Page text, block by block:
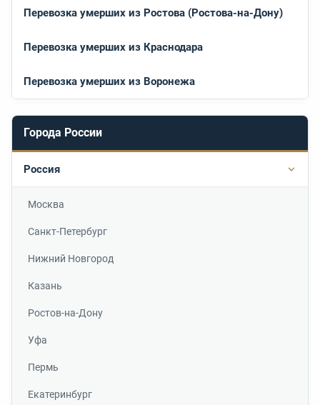
Перевозка умерших из Ростова (Ростова-на-Дону)
Перевозка умерших из Краснодара
Перевозка умерших из Воронежа
Города России
Россия
Москва
Санкт-Петербург
Нижний Новгород
Казань
Ростов-на-Дону
Уфа
Пермь
Екатеринбург